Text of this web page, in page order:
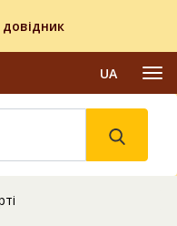
довідник
UA